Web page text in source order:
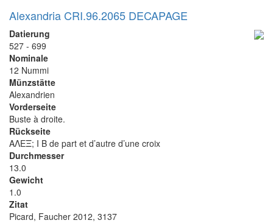
Alexandria CRI.96.2065 DECAPAGE
Datierung
527 - 699
Nominale
12 Nummi
Münzstätte
Alexandrien
Vorderseite
Buste à droite.
Rückseite
ΑΛΕΞ; I B de part et d’autre d’une croix
Durchmesser
13.0
Gewicht
1.0
Zitat
Picard, Faucher 2012, 3137